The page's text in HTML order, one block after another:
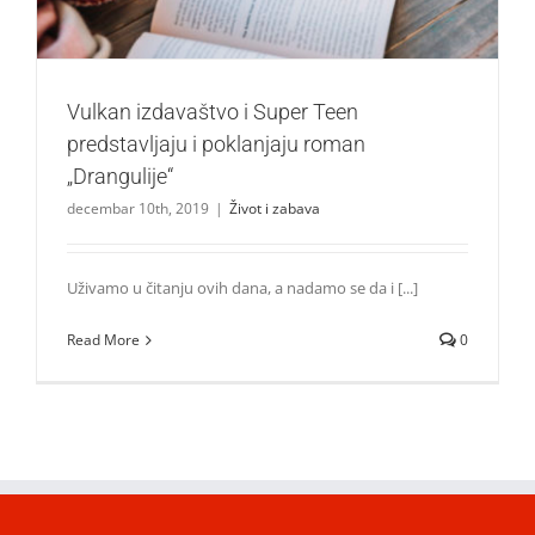
Vulkan izdavaštvo i Super Teen
predstavljaju i poklanjaju roman
„Drangulije“
decembar 10th, 2019 | Život i zabava
Uživamo u čitanju ovih dana, a nadamo se da i [...]
Read More 0